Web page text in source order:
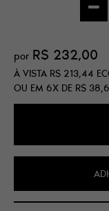
por R$ 232,00
À VISTA R$ 213,44
OU EM 6X DE R$